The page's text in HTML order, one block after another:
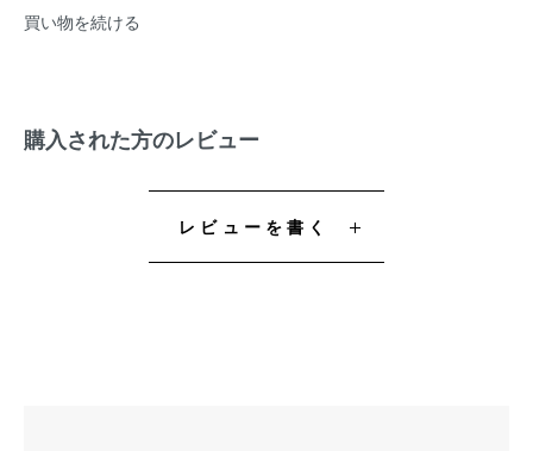
買い物を続ける
購入された方のレビュー
レビューを書く